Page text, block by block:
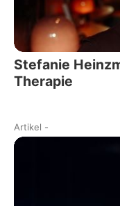
Stefanie
Therapie
Artikel -